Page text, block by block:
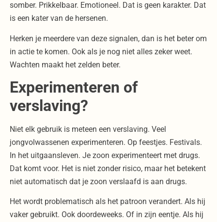
somber. Prikkelbaar. Emotioneel. Dat is geen karakter. Dat
is een kater van de hersenen.
Herken je meerdere van deze signalen, dan is het beter om
in actie te komen. Ook als je nog niet alles zeker weet.
Wachten maakt het zelden beter.
Experimenteren of
verslaving?
Niet elk gebruik is meteen een verslaving. Veel
jongvolwassenen experimenteren. Op feestjes. Festivals.
In het uitgaansleven. Je zoon experimenteert met drugs.
Dat komt voor. Het is niet zonder risico, maar het betekent
niet automatisch dat je zoon verslaafd is aan drugs.
Het wordt problematisch als het patroon verandert. Als hij
vaker gebruikt. Ook doordeweeks. Of in zijn eentje. Als hij